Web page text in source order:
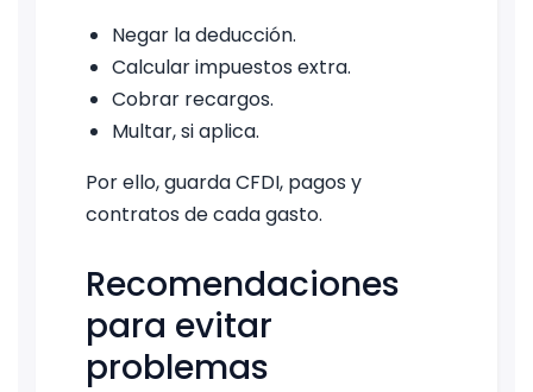
Negar la deducción.
Calcular impuestos extra.
Cobrar recargos.
Multar, si aplica.
Por ello, guarda CFDI, pagos y
contratos de cada gasto.
Recomendaciones
para evitar
problemas